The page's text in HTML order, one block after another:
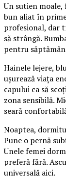
Un sutien moale,
bun aliat în
profesional, dar
să strângă.
pentru
Hainele lejere,
ușurează viața
capului ca să
zona sensibilă.
seară
Noaptea,
Pune o pernă
Unele femei
preferă fără.
universală aici.